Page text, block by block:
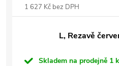
1 627 Kč bez DPH
L, Rezavě
Skladem na prodejně 1